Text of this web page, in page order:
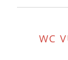
WC